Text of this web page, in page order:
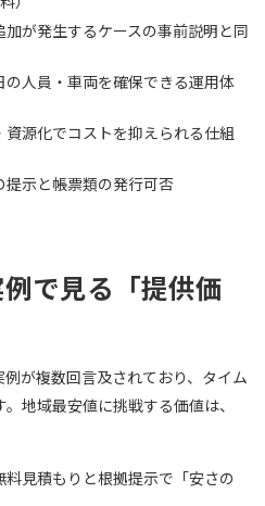
が発生するケースの事前説明と同
の人員・車両を確保できる運用体
源化でコストを抑えられる仕組
示と帳票類の発行可否
で見る「提供価
が複数回言及されており、タイム
地域最安値に挑戦する価値は、
見積もりと根拠提示で「安さの